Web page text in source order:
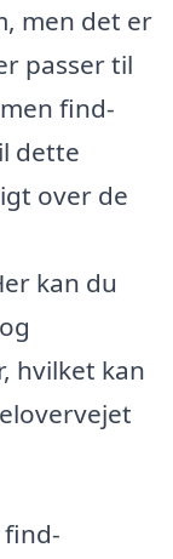
men det er
passer til
find-
dette
over de
kan du
hvilket kan
find-